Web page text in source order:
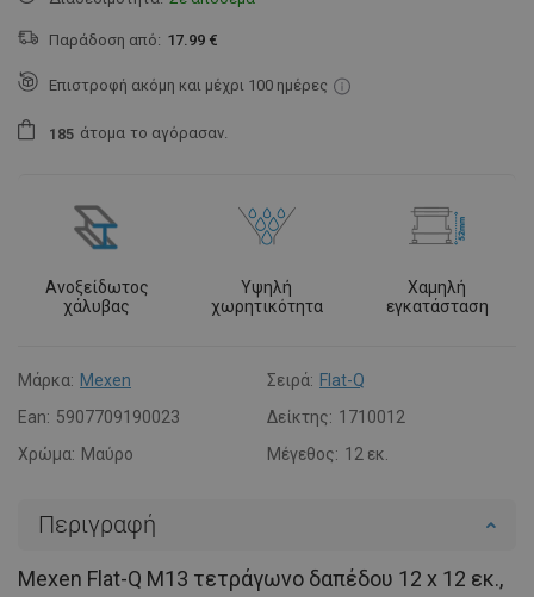
Παράδοση από: 17.99 €
Επιστροφή ακόμη και μέχρι 100 ημέρες
1 85 άτομα το αγόρασαν.
Ανοξείδωτος
χάλυβας
Υψηλή
χωρητικότητα
Χαμηλή
εγκατάσταση
Μάρκα: Mexen Σειρά: Flat-Q
Ean: 5907709190023 Δείκτης: 1710012
Χρώμα: Μαύρο Μέγεθος: 12 εκ.
Περιγραφή
Mexen Flat-Q M13 τετράγωνο δαπέδου 12 x 12 εκ.,